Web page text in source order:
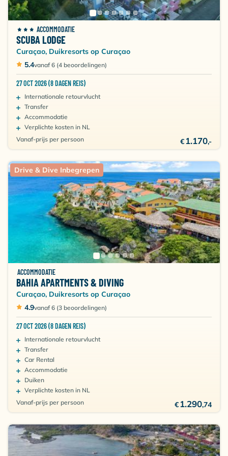
gezelligheid en heerlijk eten!
ACCOMMODATIE
SCUBA LODGE
Curaçao, Duikresorts op Curaçao
5.4vanaf 6 (4 beoordelingen)
27 OCT 2026 (8 DAGEN REIS)
Internationale retourvlucht
Transfer
Accommodatie
Verplichte kosten in NL
Vanaf-prijs per persoon
€ 1.170,-
Drive & Dive Inbegrepen
ACCOMMODATIE
BAHIA APARTMENTS & DIVING
Curaçao, Duikresorts op Curaçao
4.9vanaf 6 (3 beoordelingen)
27 OCT 2026 (8 DAGEN REIS)
Internationale retourvlucht
Transfer
Car Rental
Accommodatie
Duiken
Verplichte kosten in NL
Vanaf-prijs per persoon
€ 1.290,74